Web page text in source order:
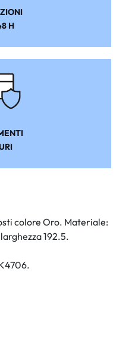
H
colore Oro. Materiale:
192.5.